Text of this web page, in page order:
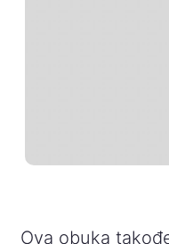
Ova obuka